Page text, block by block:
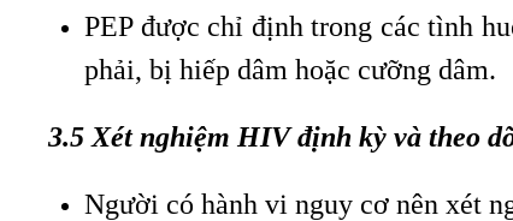
PEP được chỉ định trong các tình
phải, bị hiếp dâm hoặc cưỡng dâm.
3.5 Xét nghiệm HIV định kỳ và theo
Người có hành vi nguy cơ nên xét